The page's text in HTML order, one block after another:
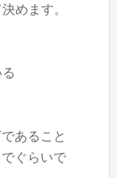
めます。
あること
ぐらいで